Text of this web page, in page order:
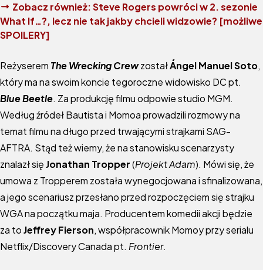
Zobacz również:Steve Rogers powróci w 2. sezonie
What If…?, lecz nie tak jakby chcieli widzowie? [możliwe
SPOILERY]
Reżyserem The Wrecking CrewzostałÁngel Manuel Soto,
który ma na swoim koncie tegoroczne widowisko DC pt.
Blue Beetle. Za produkcję filmu odpowie studio MGM.
Według źródeł Bautista i Momoa prowadzili rozmowy na
temat filmu na długo przed trwającymi strajkami SAG-
AFTRA. Stąd też wiemy, że na stanowisku scenarzysty
znalazł sięJonathan Tropper(Projekt Adam). Mówi się, że
umowa z Tropperem została wynegocjowana i sfinalizowana,
a jego scenariusz przesłano przed rozpoczęciem się strajku
WGA na początku maja. Producentem komedii akcji będzie
za toJeffrey Fierson, współpracownik Momoy przy serialu
Netflix/Discovery Canada pt. Frontier.